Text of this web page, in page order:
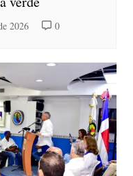
2026 0